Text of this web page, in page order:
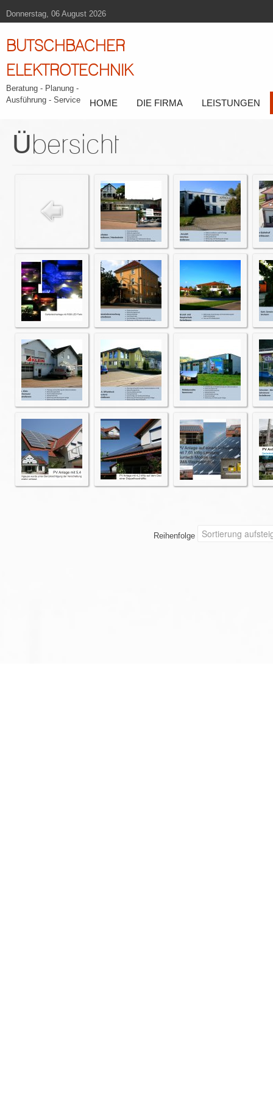
Donnerstag, 06 August 2026
BUTSCHBACHER
ELEKTROTECHNIK
Beratung - Planung -
Ausführung - Service
HOME DIE FIRMA LEISTUNGEN
Übersicht
Reihenfolge